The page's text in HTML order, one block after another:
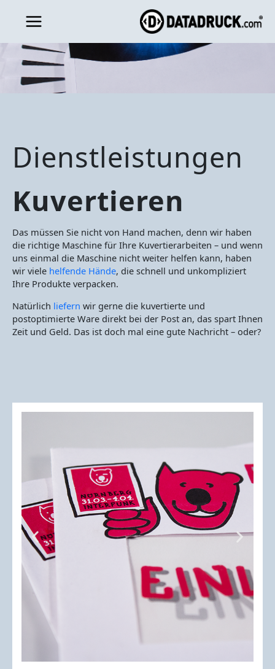
Dienstleistungen
Kuvertieren
Das müssen Sie nicht von Hand machen, denn wir haben
die richtige Maschine für Ihre Kuvertierarbeiten – und wenn
uns einmal die Maschine nicht weiter helfen kann, haben
wir viele helfende Hände, die schnell und unkompliziert
Ihre Produkte verpacken.
Natürlich liefern wir gerne die kuvertierte und
postoptimierte Ware direkt bei der Post an, das spart Ihnen
Zeit und Geld. Das ist doch mal eine gute Nachricht – oder?